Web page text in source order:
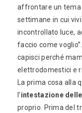
affrontare un tema
settimane in cui
incontrollato luce,
faccio come
capisci perché
elettrodomestici e
La prima cosa alla
l’intestazione
proprio. Prima del